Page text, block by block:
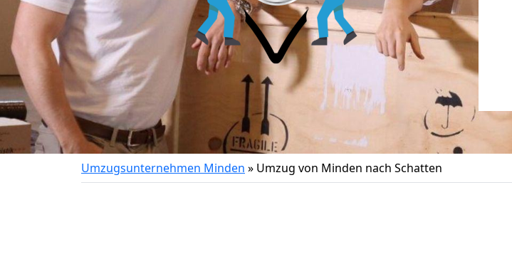
Umzugsunternehmen Minden » Umzug von Minden nach Schatten